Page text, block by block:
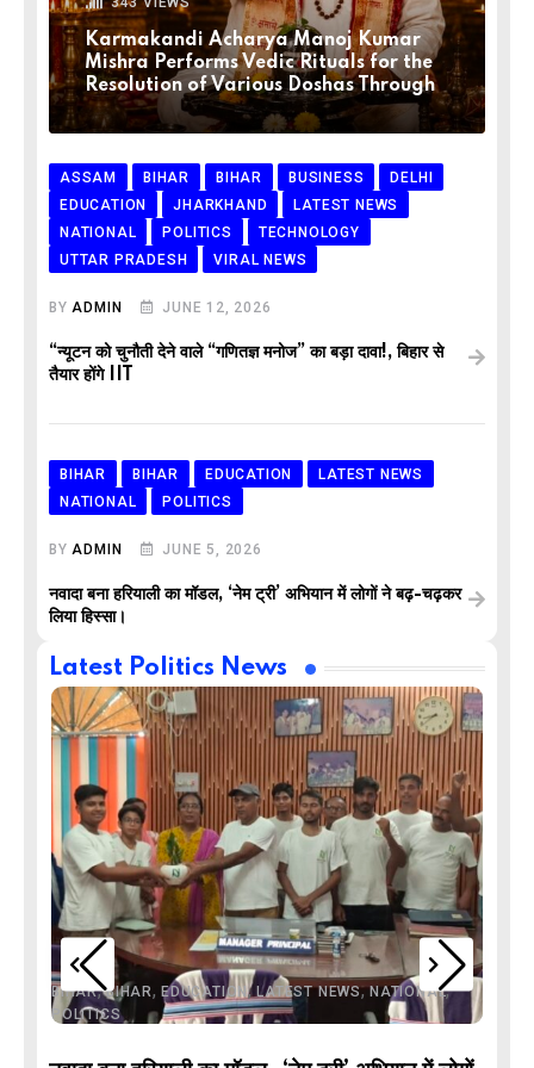
Karmakandi Acharya Manoj Kumar
Mishra Performs Vedic Rituals for the
Resolution of Various Doshas Through
ASSAM BIHAR BIHAR BUSINESS
DELHI
EDUCATION
JHARKHAND
LATEST NEWS
NATIONAL
POLITICS
TECHNOLOGY
UTTAR PRADESH
VIRAL NEWS
BYADMIN JUNE 12, 2026
“न्यूटन को चुनौती देने वाले “गणितज्ञ मनोज” का बड़ा दावा!, बिहार से
तैयार होंगे IIT
BIHAR BIHAR EDUCATION
LATEST NEWS
NATIONAL
POLITICS
BYADMIN JUNE 5, 2026
नवादा बना हरियाली का मॉडल, ‘नेम ट्री’ अभियान में लोगों ने बढ़-चढ़कर
लिया हिस्सा।
Latest Politics News
BIHAR,BIHAR, EDUCATION,LATEST NEWS,NATIONAL,
POLITICS